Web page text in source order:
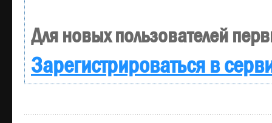
Для новых пользователей
Зарегистрироваться в